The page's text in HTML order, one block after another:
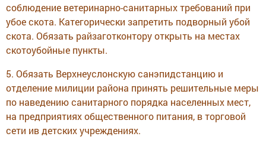
соблюдение ветеринарно-санитарных требований при
убое скота. Категорически запретить подворный убой
скота. Обязать райзаготконтору открыть на местах
скотоубойные пункты.
5. Обязать Верхнеуслонскую санэпидстанцию и
отделение милиции района принять решительные меры
по наведению санитарного порядка населенных мест,
на предприятиях общественного питания, в торговой
сети ив детских учреждениях.